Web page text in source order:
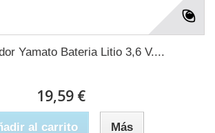
Yamato Bateria Litio 3,6 V....
19,59 €
al carrito Más